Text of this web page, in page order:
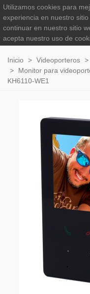
Inicio > Videoporteros >
>
Monitor para
KH6110-WE1
Utilizamos cookies para
experiencia en nuestro sitio
continuar en nuestro sitio
acepta nuestro uso de